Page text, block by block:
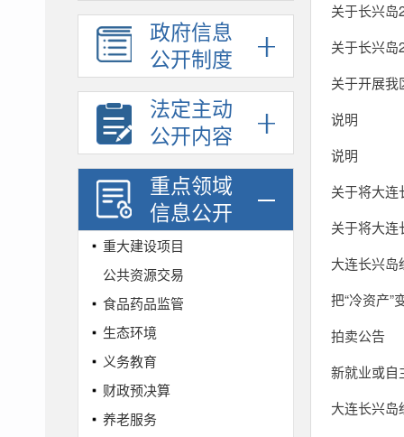
政府信息
公开制度
法定主动
公开内容
重点领域
信息公开
重大建设项目
公共资源交易
食品药品监管
生态环境
义务教育
财政预决算
养老服务
关于长兴岛
关于长兴岛
关于开展我
说明
说明
关于将大连
关于将大连
大连长兴岛
把“冷资产”
拍卖公告
新就业或自
大连长兴岛